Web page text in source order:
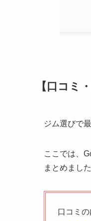
【口コミ
ジム選びで
ここでは、
まとめました
口コミ